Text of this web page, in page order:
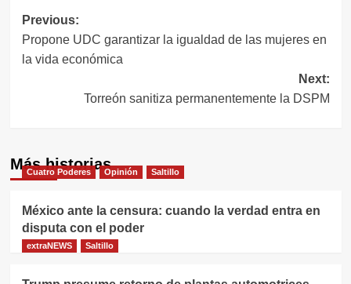
Navegación
de
Previous:
Propone UDC garantizar la igualdad de las mujeres en
la vida económica
Next:
Torreón sanitiza permanentemente la DSPM
Más historias
Cuatro Poderes Opinión Saltillo
México ante la censura: cuando la verdad entra en
disputa con el poder
extraNEWS Saltillo